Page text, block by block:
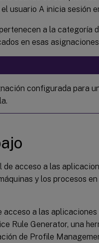
usuario A inicia sesión
a la categoría
en esas
configurada para
de acceso a las
y los procesos
a las
Rule Generator, una
de Profile